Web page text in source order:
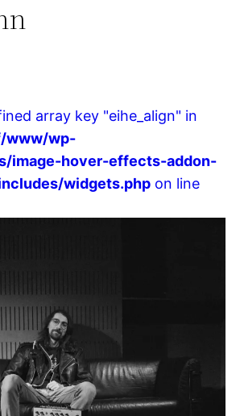
array key "eihe_align" in
www/wp-
image-hover-effects-addon-
widgets.php on line